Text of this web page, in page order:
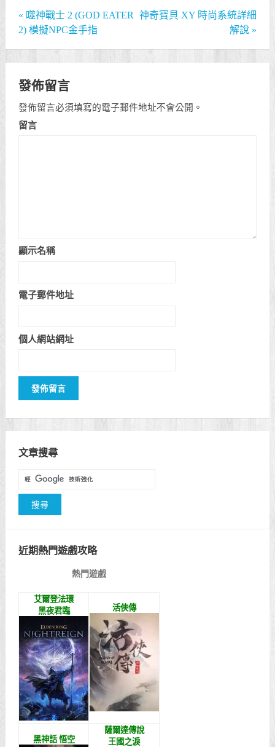
« 噬神戰士 2 (GOD EATER
2) 模擬NPC金手指
神奇寶貝 XY 時尚系統詳細
解說 »
發佈留言
發佈留言必須填寫的電子郵件地址不會公開。
留言
顯示名稱
電子郵件地址
個人網站網址
文章搜尋
近期熱門遊戲攻略
熱門遊戲
艾爾登法環
黑夜君臨
活俠傳
黑神話 悟空
薩爾達傳說
王國之淚